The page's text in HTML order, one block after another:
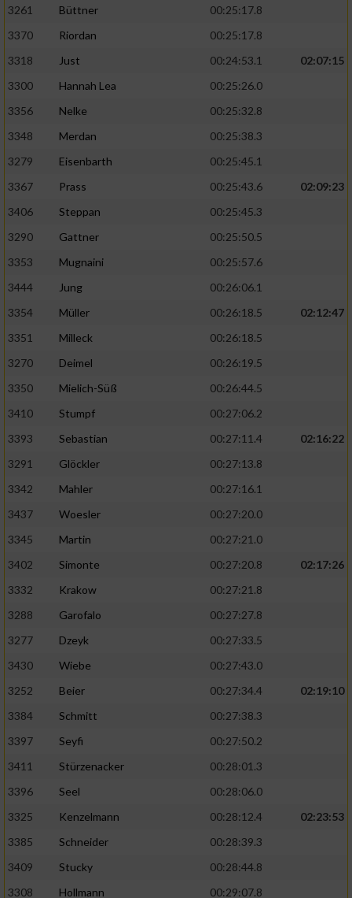
3261
Büttner
00:25:17.8
3370
Riordan
00:25:17.8
3318
Just 00:24:53.1
02:07:15
3300
Hannah Lea
00:25:26.0
3356
Nelke
00:25:32.8
3348
Merdan
00:25:38.3
3279
Eisenbarth
00:25:45.1
3367
Prass 00:25:43.6
02:09:23
3406
Steppan
00:25:45.3
3290
Gattner
00:25:50.5
3353
Mugnaini
00:25:57.6
3444
Jung
00:26:06.1
3354
Müller 00:26:18.5
02:12:47
3351
Milleck
00:26:18.5
3270
Deimel
00:26:19.5
3350
Mielich-Süß
00:26:44.5
3410
Stumpf
00:27:06.2
3393
Sebastian 00:27:11.4
02:16:22
3291
Glöckler
00:27:13.8
3342
Mahler
00:27:16.1
3437
Woesler
00:27:20.0
3345
Martin
00:27:21.0
3402
Simonte 00:27:20.8
02:17:26
3332
Krakow
00:27:21.8
3288
Garofalo
00:27:27.8
3277
Dzeyk
00:27:33.5
3430
Wiebe
00:27:43.0
3252
Beier 00:27:34.4
02:19:10
3384
Schmitt
00:27:38.3
3397
Seyfi
00:27:50.2
3411
Stürzenacker
00:28:01.3
3396
Seel
00:28:06.0
3325
Kenzelmann 00:28:12.4
02:23:53
3385
Schneider
00:28:39.3
3409
Stucky
00:28:44.8
3308
Hollmann 00:29:07.8